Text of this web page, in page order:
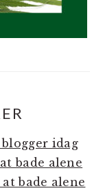
blogger idag
bade alene
bade alene